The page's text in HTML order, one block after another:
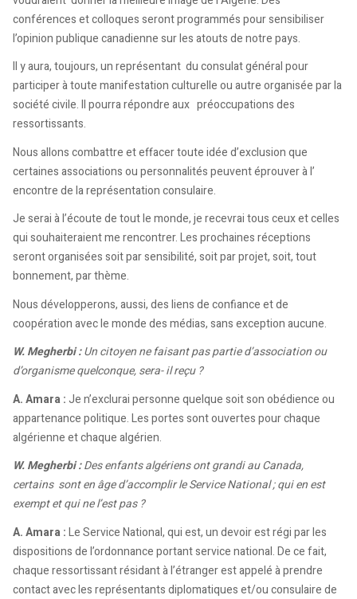
conférences et colloques seront programmés pour sensibiliser
l’opinion publique canadienne sur les atouts de notre pays.
Il y aura, toujours, un représentant du consulat général pour
participer à toute manifestation culturelle ou autre organisée par la
société civile. Il pourra répondre aux préoccupations des
ressortissants.
Nous allons combattre et effacer toute idée d’exclusion que
certaines associations ou personnalités peuvent éprouver à l’
encontre de la représentation consulaire.
Je serai à l’écoute de tout le monde, je recevrai tous ceux et celles
qui souhaiteraient me rencontrer. Les prochaines réceptions
seront organisées soit par sensibilité, soit par projet, soit, tout
bonnement, par thème.
Nous développerons, aussi, des liens de confiance et de
coopération avec le monde des médias, sans exception aucune.
W. Megherbi :Un citoyen ne faisant pas partie d’association ou
d’organisme quelconque, sera- il reçu ?
A. Amara :Je n’exclurai personne quelque soit son obédience ou
appartenance politique. Les portes sont ouvertes pour chaque
algérienne et chaque algérien.
W. Megherbi :Des enfants algériens ont grandi au Canada,
certains sont en âge d’accomplir le Service National ; qui en est
exempt et qui ne l’est pas ?
A. Amara :Le Service National, qui est, un devoir est régi par les
dispositions de l’ordonnance portant service national. De ce fait,
chaque ressortissant résidant à l’étranger est appelé à prendre
contact avec les représentants diplomatiques et/ou consulaire de